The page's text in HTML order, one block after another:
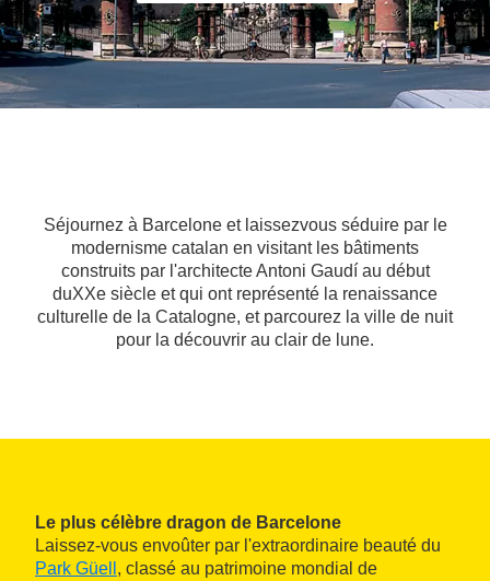
Séjournez à Barcelone et laissezvous séduire par le
modernisme catalan en visitant les bâtiments
construits par l'architecte Antoni Gaudí au début
duXXe siècle et qui ont représenté la renaissance
culturelle de la Catalogne, et parcourez la ville de nuit
pour la découvrir au clair de lune.
Le plus célèbre dragon de Barcelone
Laissez-vous envoûter par l'extraordinaire beauté du
Park Güell , classé au patrimoine mondial de